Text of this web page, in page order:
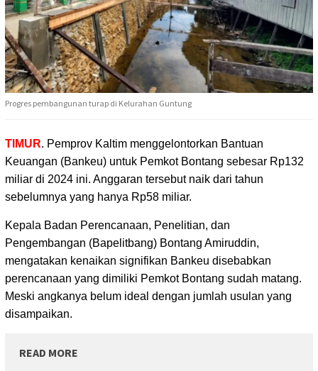
Progres pembangunan turap di Kelurahan Guntung
TIMUR. Pemprov Kaltim menggelontorkan Bantuan
Keuangan (Bankeu) untuk Pemkot Bontang sebesar Rp132
miliar di 2024 ini. Anggaran tersebut naik dari tahun
sebelumnya yang hanya Rp58 miliar.
Kepala Badan Perencanaan, Penelitian, dan
Pengembangan (Bapelitbang) Bontang Amiruddin,
mengatakan kenaikan signifikan Bankeu disebabkan
perencanaan yang dimiliki Pemkot Bontang sudah matang.
Meski angkanya belum ideal dengan jumlah usulan yang
disampaikan.
READ MORE